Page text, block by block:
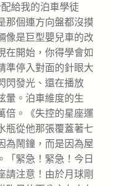
給我的泊車學徒
那個連方向盤都沒摸
像是巨型嬰兒車的改
在開始，你得學會如
準停入對面的針眼大
閃發光、還在播放
暈。泊車維度的生
倍。《失控的星座運
瓶從他那張覆蓋著七
為鬧鐘，而是因為屋
「緊急！緊急！今日
請注意！由於月球剛